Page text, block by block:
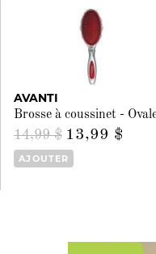
AVANTI
Brosse à coussinet -
14,99 $ 13,99 $
AJOUTER